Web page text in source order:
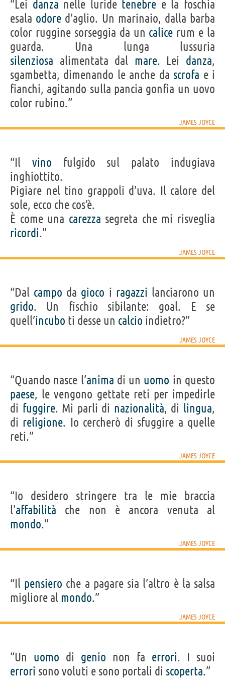
“Lei danza nelle luride tenebre e la foschia
esala odore d’aglio. Un marinaio, dalla barba
color ruggine sorseggia da un calice rum e la
guarda. Una lunga lussuria
silenziosa alimentata dal mare. Lei danza,
sgambetta, dimenando le anche da scrofa e i
fianchi, agitando sulla pancia gonfia un uovo
color rubino.”
JAMES JOYCE
“Il vino fulgido sul palato indugiava
inghiottito.
Pigiare nel tino grappoli d’uva. Il calore del
sole, ecco che cos'è.
È come una carezza segreta che mi risveglia
ricordi.”
JAMES JOYCE
“Dal campo da gioco i ragazzi lanciarono un
grido. Un fischio sibilante: goal. E se
quell’incubo ti desse un calcio indietro?”
JAMES JOYCE
“Quando nasce l’anima di un uomo in questo
paese, le vengono gettate reti per impedirle
di fuggire. Mi parli di nazionalità, di lingua,
di religione. Io cercherò di sfuggire a quelle
reti.”
JAMES JOYCE
“Io desidero stringere tra le mie braccia
l'affabilità che non è ancora venuta al
mondo.”
JAMES JOYCE
“Il pensiero che a pagare sia l’altro è la salsa
migliore al mondo.”
JAMES JOYCE
“Un uomo di genio non fa errori. I suoi
errori sono voluti e sono portali di scoperta.”